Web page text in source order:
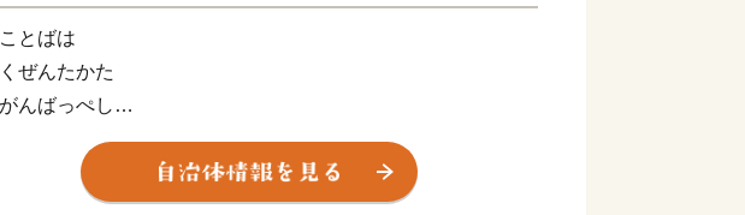
とばは
ぜんたかた
ばっぺし
けよう想いを
の向こうまで